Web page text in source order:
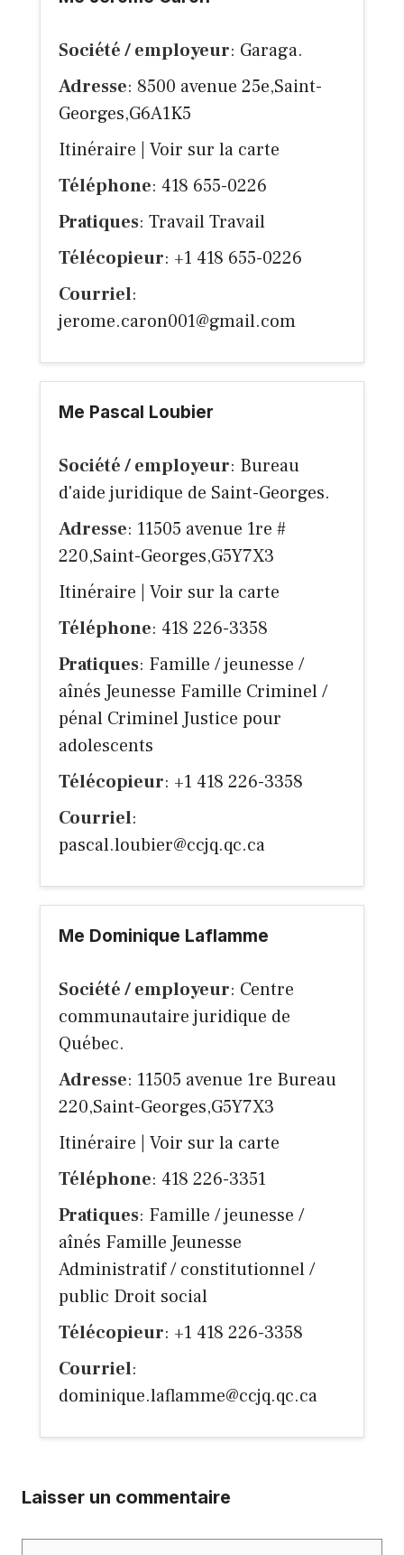
Société / employeur: Garaga.
Adresse: 8500 avenue 25e,Saint-
Georges,G6A1K5
Itinéraire
Voir sur la carte
Téléphone: 418 655-0226
Pratiques: Travail Travail
Télécopieur: +1 418 655-0226
Courriel:
jerome.caron001@gmail.com
Me Pascal Loubier
Société / employeur: Bureau
d'aide juridique de Saint-Georges.
Adresse: 11505 avenue 1re #
220,Saint-Georges,G5Y7X3
Itinéraire
Voir sur la carte
Téléphone: 418 226-3358
Pratiques: Famille / jeunesse /
aînés Jeunesse Famille Criminel /
pénal Criminel Justice pour
adolescents
Télécopieur: +1 418 226-3358
Courriel:
pascal.loubier@ccjq.qc.ca
Me Dominique Laflamme
Société / employeur: Centre
communautaire juridique de
Québec.
Adresse: 11505 avenue 1re Bureau
220,Saint-Georges,G5Y7X3
Itinéraire
Voir sur la carte
Téléphone: 418 226-3351
Pratiques: Famille / jeunesse /
aînés Famille Jeunesse
Administratif / constitutionnel /
public Droit social
Télécopieur: +1 418 226-3358
Courriel:
dominique.laflamme@ccjq.qc.ca
Laisser un commentaire